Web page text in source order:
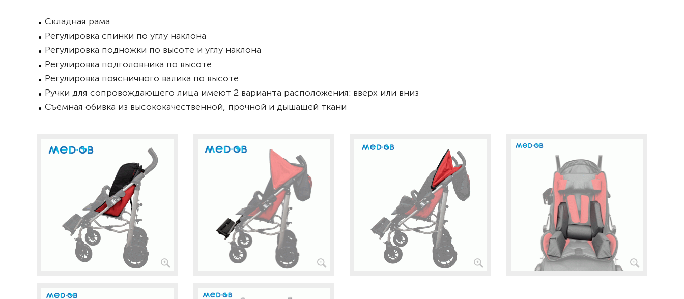
Складная рама
Регулировка спинки по углу наклона
Регулировка подножки по высоте и углу наклона
Регулировка подголовника по высоте
Регулировка поясничного валика по высоте
Ручки для сопровождающего лица имеют 2 варианта расположения: вверх или вниз
Съёмная обивка из высококачественной, прочной и дышащей ткани